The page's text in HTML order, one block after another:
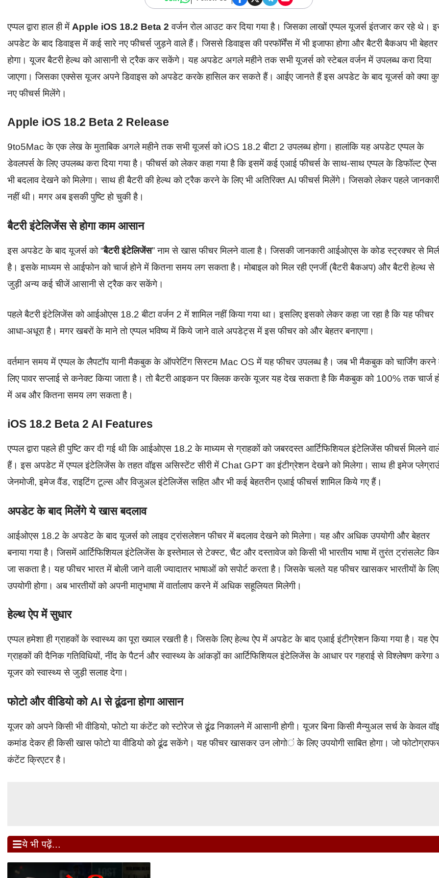
एप्पल द्वारा हाल ही में Apple iOS 18.2 Beta 2 वर्जन रोल आउट कर दिया गया है। जिसका लाखों एप्पल यूजर्स इंतजार कर रहे थे।
अपडेट के बाद डिवाइस में कई सारे नए फीचर्स जुड़ने वाले हैं। जिससे डिवाइस की परफॉर्मेंस में भी इजाफा होगा और बैटरी बैकअप भी बेहतर
होगा। यूजर बैटरी हेल्थ को आसानी से ट्रैक कर सकेंगे। यह अपडेट अगले महीने तक सभी यूजर्स को स्टेबल वर्जन में उपलब्ध करा दिया
जाएगा। जिसका एक्सेस यूजर अपने डिवाइस को अपडेट करके हासिल कर सकते हैं। आईए जानते हैं इस अपडेट के बाद यूजर्स को क्या
नए फीचर्स मिलेंगे।
Apple iOS 18.2 Beta 2 Release
9to5Mac के एक लेख के मुताबिक अगले महीने तक सभी यूजर्स को iOS 18.2 बीटा 2 उपलब्ध होगा। हालांकि यह अपडेट एप्पल के
डेवलपर्स के लिए उपलब्ध करा दिया गया है। फीचर्स को लेकर कहा गया है कि इसमें कई एआई फीचर्स के साथ-साथ एप्पल के डिफॉल्ट ऐप्स
भी बदलाव देखने को मिलेगा। साथ ही बैटरी की हेल्थ को ट्रैक करने के लिए भी अतिरिक्त AI फीचर्स मिलेंगे। जिसको लेकर पहले जानकारी
नहीं थी। मगर अब इसकी पुष्टि हो चुकी है।
बैटरी इंटेलिजेंस से होगा काम आसान
इस अपडेट के बाद यूजर्स को “बैटरी इंटेलिजेंस” नाम से खास फीचर मिलने वाला है। जिसकी जानकारी आईओएस के कोड स्ट्रक्चर से
है। इसके माध्यम से आईफोन को चार्ज होने में कितना समय लग सकता है। मोबाइल को मिल रही एनर्जी (बैटरी बैकअप) और बैटरी हेल्थ से
जुड़ी अन्य कई चीजें आसानी से ट्रैक कर सकेंगे।
पहले बैटरी इंटेलिजेंस को आईओएस 18.2 बीटा वर्जन 2 में शामिल नहीं किया गया था। इसलिए इसको लेकर कहा जा रहा है कि यह फीचर
आधा-अधूरा है। मगर खबरों के माने तो एप्पल भविष्य में किये जाने वाले अपडेट्स में इस फीचर को और बेहतर बनाएगा।
वर्तमान समय में एप्पल के लैपटॉप यानी मैकबुक के ऑपरेटिंग सिस्टम Mac OS में यह फीचर उपलब्ध है। जब भी मैकबुक को चार्जिंग
लिए पावर सप्लाई से कनेक्ट किया जाता है। तो बैटरी आइकन पर क्लिक करके यूजर यह देख सकता है कि मैकबुक को 100% तक चार्ज
में अब और कितना समय लग सकता है।
iOS 18.2 Beta 2 AI Features
एप्पल द्वारा पहले ही पुष्टि कर दी गई थी कि आईओएस 18.2 के माध्यम से ग्राहकों को जबरदस्त आर्टिफिशियल इंटेलिजेंस फीचर्स मिलने
हैं। इस अपडेट में एप्पल इंटेलिजेंस के तहत वॉइस असिस्टेंट सीरी में Chat GPT का इंटीग्रेशन देखने को मिलेगा। साथ ही इमेज
जेनमोजी, इमेज वैंड, राइटिंग टूल्स और विजुअल इंटेलिजेंस सहित और भी कई बेहतरीन एआई फीचर्स शामिल किये गए हैं।
अपडेट के बाद मिलेंगे ये खास बदलाव
आईओएस 18.2 के अपडेट के बाद यूजर्स को लाइव ट्रांसलेशन फीचर में बदलाव देखने को मिलेगा। यह और अधिक उपयोगी और बेहतर
बनाया गया है। जिसमें आर्टिफिशियल इंटेलिजेंस के इस्तेमाल से टेक्स्ट, चैट और दस्तावेज को किसी भी भारतीय भाषा में तुरंत ट्रांसलेट
जा सकता है। यह फीचर भारत में बोली जाने वाली ज्यादातर भाषाओं को सपोर्ट करता है। जिसके चलते यह फीचर खासकर भारतीयों के लिए
उपयोगी होगा। अब भारतीयों को अपनी मातृभाषा में वार्तालाप करने में अधिक सहूलियत मिलेगी।
हेल्थ ऐप में सुधार
एप्पल हमेशा ही ग्राहकों के स्वास्थ्य का पूरा ख्याल रखती है। जिसके लिए हेल्थ ऐप में अपडेट के बाद एआई इंटीग्रेशन किया गया है। यह ऐप
ग्राहकों की दैनिक गतिविधियों, नींद के पैटर्न और स्वास्थ्य के आंकड़ों का आर्टिफिशियल इंटेलिजेंस के आधार पर गहराई से विश्लेषण करेगा
यूजर को स्वास्थ्य से जुड़ी सलाह देगा।
फोटो और वीडियो को AI से ढूंढना होगा आसान
यूजर को अपने किसी भी वीडियो, फोटो या कंटेंट को स्टोरेज से ढूंढ निकालने में आसानी होगी। यूजर बिना किसी मैन्युअल सर्च के केवल
कमांड देकर ही किसी खास फोटो या वीडियो को ढूंढ सकेंगे। यह फीचर खासकर उन लोगों के लिए उपयोगी साबित होगा। जो
कंटेंट क्रिएटर है।
ये भी पढ़ें...